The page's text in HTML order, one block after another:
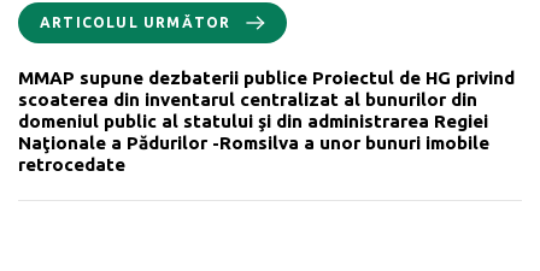
ARTICOLUL URMĂTOR
MMAP supune dezbaterii publice Proiectul de HG privind
scoaterea din inventarul centralizat al bunurilor din
domeniul public al statului şi din administrarea Regiei
Naţionale a Pădurilor -Romsilva a unor bunuri imobile
retrocedate